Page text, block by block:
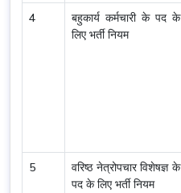
4
बहुकार्य कर्मचारी के पद के
लिए भर्ती नियम
5
वरिष्ठ नेत्रोपचार विशेषज्ञ के
पद के लिए भर्ती नियम